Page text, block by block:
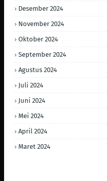
Desember 2024
November 2024
Oktober 2024
September 2024
Agustus 2024
Juli 2024
Juni 2024
Mei 2024
April 2024
Maret 2024